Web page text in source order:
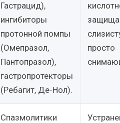
Гастрацид),
ингибиторы
протонной помпы
(Омепразол,
Пантопразол),
гастропротекторы
(Ребагит, Де-Нол).
просто
Спазмолитики